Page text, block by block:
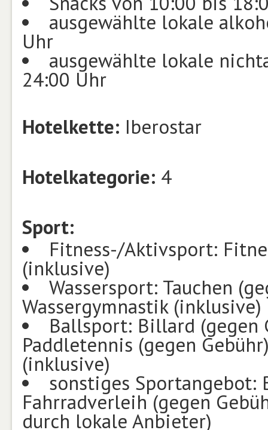
ausgewählte lokale
Uhr
ausgewählte lokale
24:00 Uhr
Hotelkette: Iberostar
Hotelkategorie: 4
Sport:
Fitness-/Aktivsport:
(inklusive)
Wassersport: Tauchen
Wassergymnastik (inklusive)
Ballsport: Billard (gegen
Paddletennis (gegen
(inklusive)
sonstiges Sportangebot:
Fahrradverleih (gegen
durch lokale Anbieter)